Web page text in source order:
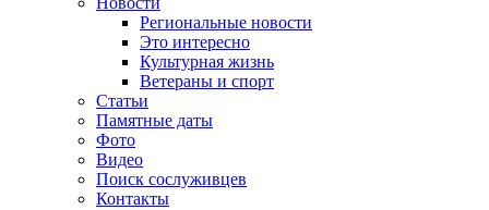
Региональные новости
Это интересно
Культурная жизнь
Ветераны и спорт
Статьи
Памятные даты
Фото
Видео
Поиск сослуживцев
Контакты